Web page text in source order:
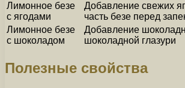
Лимонное безе
с ягодами
Добавление свежих
часть безе перед
Лимонное безе
с шоколадом
Добавление
шоколадной глазури
Полезные свойства